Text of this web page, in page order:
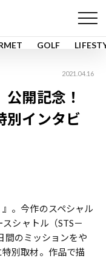
GOLF
2021.04.16
公開記念！
別インタビ
。今作のスペシャル
シャトル（STS－
のミッションをや
別取材。作品で描